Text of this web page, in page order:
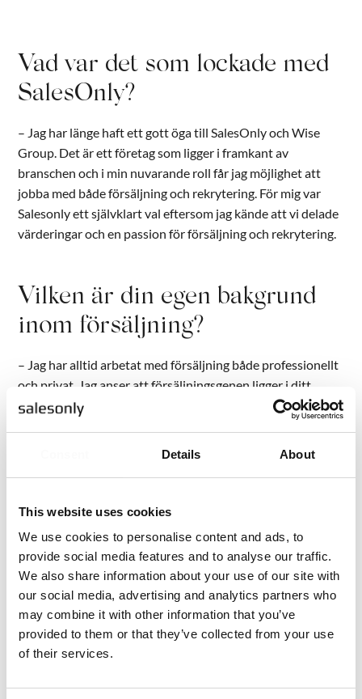
Details About
This website uses cookies
We use cookies to personalise content and ads, to
provide social media features and to analyse our traffic.
We also share information about your use of our site with
our social media, advertising and analytics partners who
may combine it with other information that you’ve
provided to them or that they’ve collected from your use
of their services.
Vad var det som lockade med
SalesOnly?
– Jag har länge haft ett gott öga till SalesOnly och Wise
Group. Det är ett företag som ligger i framkant av
branschen och i min nuvarande roll får jag möjlighet att
jobba med både försäljning och rekrytering. För mig var
Salesonly ett självklart val eftersom jag kände att vi delade
värderingar och en passion för försäljning och rekrytering.
Vilken är din egen bakgrund
inom försäljning?
– Jag har alltid arbetat med försäljning både professionellt
och privat. Jag anser att försäljningsgenen ligger i ditt
DNA; när du väl hittat den kommer allt du gör att handla
så har jag förstått att min make har ett stort behov av
är medveten om det själv…
Vilka 3 främsta egenskaper
letar du efter hos en bra